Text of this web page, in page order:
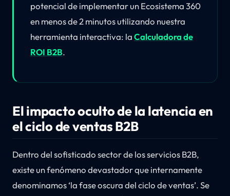
potencial de implementar un Ecosistema 360
en menos de 2 minutos utilizando nuestra
herramienta interactiva: laCalculadora de
ROI B2B.
El impacto oculto de la latencia en
el ciclo de ventas B2B
Dentro del sofisticado sector de los servicios B2B,
existe un fenómeno devastador que internamente
denominamos ‘la fase oscura del ciclo de ventas’. Se